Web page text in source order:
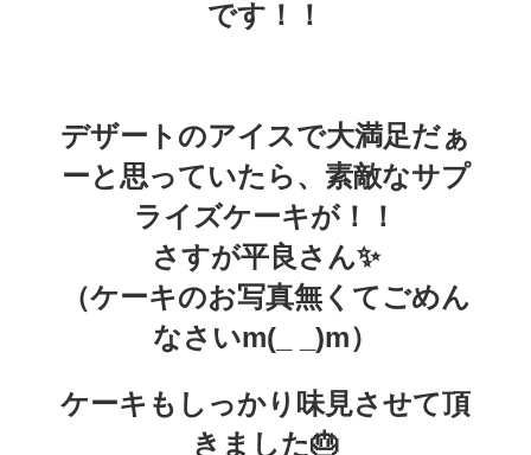
です！！
デザートのアイスで大満足だぁ
ーと思っていたら、素敵なサプ
ライズケーキが！！
さすが平良さん✨️
（ケーキのお写真無くてごめん
なさいm(_ _)m）
ケーキもしっかり味見させて頂
きました🎂